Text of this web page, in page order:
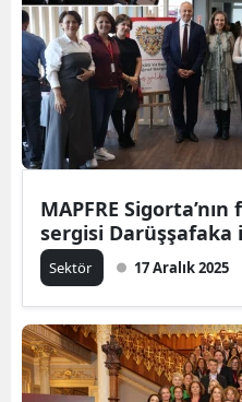
MAPFRE
sergisi Darüşşafaka
Sektör 17 Aralık 2025